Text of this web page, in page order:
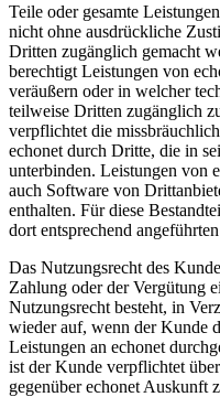
Teile oder gesamte
nicht ohne ausdrückliche
Dritten zugänglich gemacht
berechtigt Leistungen von
veräußern oder in welcher
teilweise Dritten zugänglich
verpflichtet die
echonet durch Dritte, die in
unterbinden. Leistungen von
auch Software von
enthalten. Für diese
dort entsprechend
Das Nutzungsrecht des
Zahlung oder der Vergütung
Nutzungsrecht besteht, in
wieder auf, wenn der Kunde
Leistungen an echonet
ist der Kunde verpflichtet
gegenüber echonet Auskunft